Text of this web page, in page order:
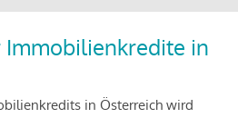
Immobilienkredite in
in Österreich wird